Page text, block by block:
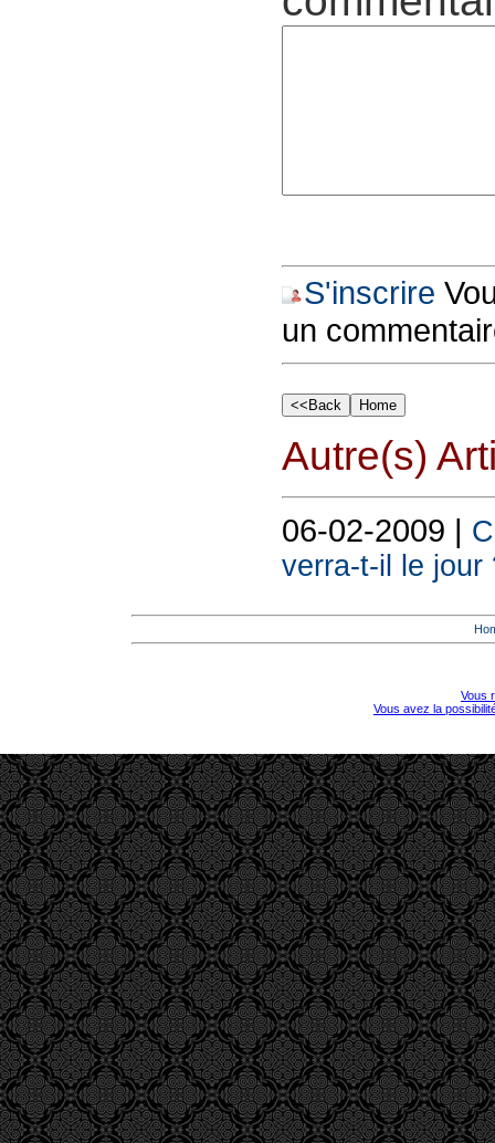
S'inscrire
un
Autre(s)
06-02-2009 |
verra-t-il le jour
Vous
Vous avez la